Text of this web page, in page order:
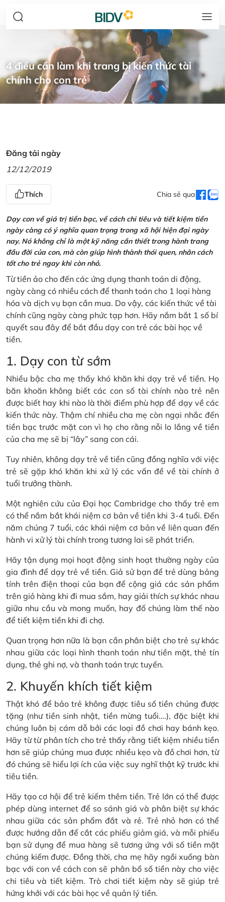
4 điều cần làm khi trang bị kiến thức tài
chính cho con trẻ
Đăng tải ngày
12/12/2019
Thích Chia sẻ qua
Dạy con về giá trị tiền bạc, về cách chi tiêu và tiết kiệm tiền
ngày càng có ý nghĩa quan trọng trong xã hội hiện đại ngày
nay. Nó không chỉ là một kỹ năng cần thiết trong hành trang
đầu đời của con, mà còn giúp hình thành thói quen, nhân cách
tốt cho trẻ ngay khi còn nhỏ.
Từ tiền ảo cho đến các ứng dụng thanh toán di động,
ngày càng có nhiều cách để thanh toán cho 1 loại hàng
hóa và dịch vụ bạn cần mua. Do vậy, các kiến thức về tài
chính cũng ngày càng phức tạp hơn. Hãy nắm bắt 1 số bí
quyết sau đây để bắt đầu dạy con trẻ các bài học về
tiền.
1. Dạy con từ sớm
Nhiều bậc cha mẹ thấy khó khăn khi dạy trẻ về tiền. Họ
băn khoăn không biết các con số tài chính nào trẻ nên
được biết hay khi nào là thời điểm phù hợp để dạy về các
kiến thức này. Thậm chí nhiều cha mẹ còn ngại nhắc đến
tiền bạc trước mặt con vì họ cho rằng nỗi lo lắng về tiền
của cha mẹ sẽ bị “lây” sang con cái.
Tuy nhiên, không dạy trẻ về tiền cũng đồng nghĩa với việc
trẻ sẽ gặp khó khăn khi xử lý các vấn đề về tài chính ở
tuổi trưởng thành.
Một nghiên cứu của Đại học Cambridge cho thấy trẻ em
có thể nắm bắt khái niệm cơ bản về tiền khi 3-4 tuổi. Đến
năm chúng 7 tuổi, các khái niệm cơ bản về liên quan đến
hành vi xử lý tài chính trong tương lai sẽ phát triển.
Hãy tận dụng mọi hoạt động sinh hoạt thường ngày của
gia đình để dạy trẻ về tiền. Giả sử bạn để trẻ dùng bảng
tính trên điện thoại của bạn để cộng giá các sản phẩm
trên giỏ hàng khi đi mua sắm, hay giải thích sự khác nhau
giữa nhu cầu và mong muốn, hay đố chúng làm thế nào
để tiết kiệm tiền khi đi chợ.
Quan trọng hơn nữa là bạn cần phân biệt cho trẻ sự khác
nhau giữa các loại hình thanh toán như tiền mặt, thẻ tín
dụng, thẻ ghi nợ, và thanh toán trực tuyến.
2. Khuyến khích tiết kiệm
Thật khó để bảo trẻ không được tiêu số tiền chúng được
tặng (như tiền sinh nhật, tiền mừng tuổi….), đặc biệt khi
chúng luôn bị cám dỗ bởi các loại đồ chơi hay bánh kẹo.
Hãy từ từ phân tích cho trẻ thấy rằng tiết kiệm nhiều tiền
hơn sẽ giúp chúng mua được nhiều kẹo và đồ chơi hơn, từ
đó chúng sẽ hiểu lợi ích của việc suy nghĩ thật kỹ trước khi
tiêu tiền.
Hãy tạo cơ hội để trẻ kiếm thêm tiền. Trẻ lớn có thể được
phép dùng internet để so sánh giá và phân biệt sự khác
nhau giữa các sản phẩm đắt và rẻ. Trẻ nhỏ hơn có thể
được hướng dẫn để cắt các phiếu giảm giá, và mỗi phiếu
bạn sử dụng để mua hàng sẽ tương ứng với số tiền mặt
chúng kiếm được. Đồng thời, cha mẹ hãy ngồi xuống bàn
bạc với con về cách con sẽ phân bổ số tiền này cho việc
chi tiêu và tiết kiệm. Trò chơi tiết kiệm này sẽ giúp trẻ
hứng khởi với các bài học về quản lý tiền.